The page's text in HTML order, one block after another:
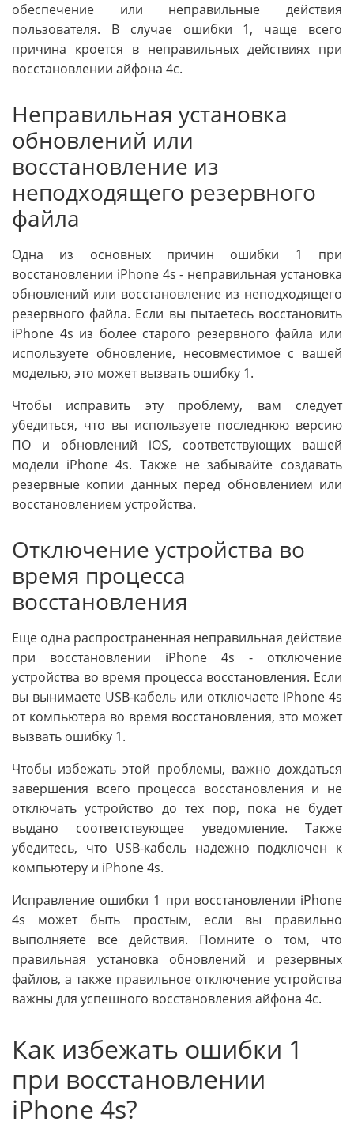
обеспечение или неправильные действия
пользователя. В случае ошибки 1, чаще всего
причина кроется в неправильных действиях при
восстановлении айфона 4с.
Неправильная установка
обновлений или
восстановление из
неподходящего резервного
файла
Одна из основных причин ошибки 1 при
восстановлении iPhone 4s - неправильная установка
обновлений или восстановление из неподходящего
резервного файла. Если вы пытаетесь восстановить
iPhone 4s из более старого резервного файла или
используете обновление, несовместимое с вашей
моделью, это может вызвать ошибку 1.
Чтобы исправить эту проблему, вам следует
убедиться, что вы используете последнюю версию
ПО и обновлений iOS, соответствующих вашей
модели iPhone 4s. Также не забывайте создавать
резервные копии данных перед обновлением или
восстановлением устройства.
Отключение устройства во
время процесса
восстановления
Еще одна распространенная неправильная действие
при восстановлении iPhone 4s - отключение
устройства во время процесса восстановления. Если
вы вынимаете USB-кабель или отключаете iPhone 4s
от компьютера во время восстановления, это может
вызвать ошибку 1.
Чтобы избежать этой проблемы, важно дождаться
завершения всего процесса восстановления и не
отключать устройство до тех пор, пока не будет
выдано соответствующее уведомление. Также
убедитесь, что USB-кабель надежно подключен к
компьютеру и iPhone 4s.
Исправление ошибки 1 при восстановлении iPhone
4s может быть простым, если вы правильно
выполняете все действия. Помните о том, что
правильная установка обновлений и резервных
файлов, а также правильное отключение устройства
важны для успешного восстановления айфона 4с.
Как избежать ошибки 1
при восстановлении
iPhone 4s?